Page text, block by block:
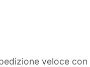
veloce